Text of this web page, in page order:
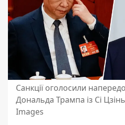
Санкції оголосили
Дональда Трампа із Сі
Images